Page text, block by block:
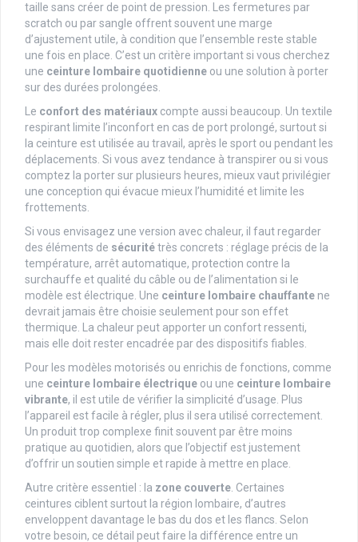
taille sans créer de point de pression. Les fermetures par
scratch ou par sangle offrent souvent une marge
d’ajustement utile, à condition que l’ensemble reste stable
une fois en place. C’est un critère important si vous cherchez
une ceinture lombaire quotidienne ou une solution à porter
sur des durées prolongées.
Le confort des matériaux compte aussi beaucoup. Un textile
respirant limite l’inconfort en cas de port prolongé, surtout si
la ceinture est utilisée au travail, après le sport ou pendant les
déplacements. Si vous avez tendance à transpirer ou si vous
comptez la porter sur plusieurs heures, mieux vaut privilégier
une conception qui évacue mieux l’humidité et limite les
frottements.
Si vous envisagez une version avec chaleur, il faut regarder
des éléments de sécuritétrès concrets : réglage précis de la
température, arrêt automatique, protection contre la
surchauffe et qualité du câble ou de l’alimentation si le
modèle est électrique. Une ceinture lombaire chauffante ne
devrait jamais être choisie seulement pour son effet
thermique. La chaleur peut apporter un confort ressenti,
mais elle doit rester encadrée par des dispositifs fiables.
Pour les modèles motorisés ou enrichis de fonctions, comme
une ceinture lombaire électrique ou une ceinture lombaire
vibrante, il est utile de vérifier la simplicité d’usage. Plus
l’appareil est facile à régler, plus il sera utilisé correctement.
Un produit trop complexe finit souvent par être moins
pratique au quotidien, alors que l’objectif est justement
d’offrir un soutien simple et rapide à mettre en place.
Autre critère essentiel : la zone couverte . Certaines
ceintures ciblent surtout la région lombaire, d’autres
enveloppent davantage le bas du dos et les flancs. Selon
votre besoin, ce détail peut faire la différence entre un